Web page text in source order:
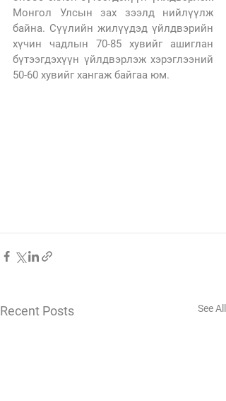
Монгол Улсын зах зээлд нийлүүлж
байна. Сүүлийн жилүүдэд үйлдвэрийн
хүчин чадлын 70-85 хувийг ашиглан
бүтээгдэхүүн үйлдвэрлэж хэрэглээний
50-60 хувийг хангаж байгаа юм.
Recent Posts See All